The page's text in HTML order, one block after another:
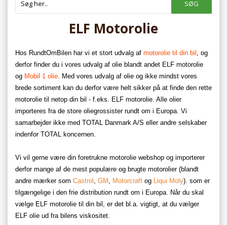
ELF Motorolie
Hos RundtOmBilen har vi et stort udvalg af motorolie til din bil , og
derfor finder du i vores udvalg af olie blandt andet ELF motorolie
og Mobil 1 olie. Med vores udvalg af olie og ikke mindst vores
brede sortiment kan du derfor være helt sikker på at finde den rette
motorolie til netop din bil - f.eks. ELF motorolie. Alle olier
importeres fra de store oliegrossister rundt om i Europa. Vi
samarbejder ikke med TOTAL Danmark A/S eller andre selskaber
indenfor TOTAL koncernen.
Vi vil gerne være din foretrukne motorolie webshop og importerer
derfor mange af de mest populære og brugte motorolier (blandt
andre mærker som Castrol , GM , Motorcraft og Liqui Moly). som er
tilgængelige i den frie distribution rundt om i Europa. Når du skal
vælge ELF motorolie til din bil, er det bl.a. vigtigt, at du vælger
ELF olie ud fra bilens viskositet.